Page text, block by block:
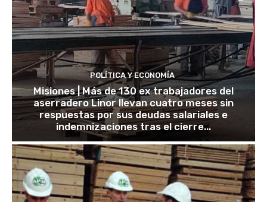
POLÍTICA Y ECONOMÍA
Misiones | Más de 130 ex trabajadores del
aserradero Linor llevan cuatro meses sin
respuestas por sus deudas salariales e
indemnizaciones tras el cierre...